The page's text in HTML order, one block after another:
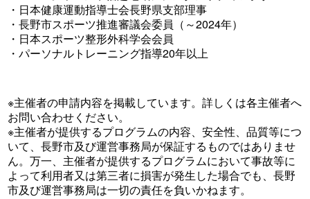
・日本健康運動指導士会長野県支部理事
・長野市スポーツ推進審議会委員（～2024年）
・日本スポーツ整形外科学会会員
・パーソナルトレーニング指導20年以上
※主催者の申請内容を掲載しています。詳しくは各主催者へ
お問い合わせください。
※主催者が提供するプログラムの内容、安全性、品質等につ
いて、長野市及び運営事務局が保証するものではありませ
ん。万一、主催者が提供するプログラムにおいて事故等に
よって利用者又は第三者に損害が発生した場合でも、長野
市及び運営事務局は一切の責任を負いかねます。